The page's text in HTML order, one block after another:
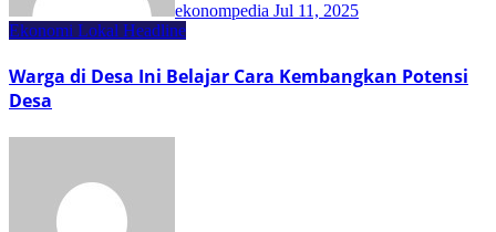
ekonompedia Jul 11, 2025
Ekonomi Lokal Headline
Warga di Desa Ini Belajar Cara Kembangkan Potensi
Desa